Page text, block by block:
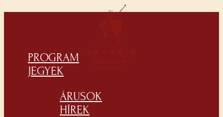
PROGRAM
JEGYEK
ÁRUSOK
HÍREK